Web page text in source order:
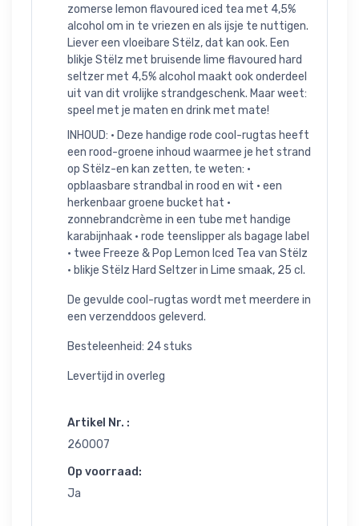
zomerse lemon flavoured iced tea met 4,5%
alcohol om in te vriezen en als ijsje te nuttigen.
Liever een vloeibare Stëlz, dat kan ook. Een
blikje Stëlz met bruisende lime flavoured hard
seltzer met 4,5% alcohol maakt ook onderdeel
uit van dit vrolijke strandgeschenk. Maar weet:
speel met je maten en drink met mate!
INHOUD: • Deze handige rode cool-rugtas heeft
een rood-groene inhoud waarmee je het strand
op Stëlz-en kan zetten, te weten: •
opblaasbare strandbal in rood en wit • een
herkenbaar groene bucket hat •
zonnebrandcrème in een tube met handige
karabijnhaak • rode teenslipper als bagage label
• twee Freeze & Pop Lemon Iced Tea van Stëlz
• blikje Stëlz Hard Seltzer in Lime smaak, 25 cl.
De gevulde cool-rugtas wordt met meerdere in
een verzenddoos geleverd.
Besteleenheid: 24 stuks
Levertijd in overleg
Artikel Nr. :
260007
Op voorraad:
Ja